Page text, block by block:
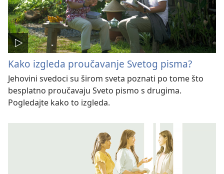
Kako izgleda proučavanje Svetog pisma?
Jehovini svedoci su širom sveta poznati po tome što
besplatno proučavaju Sveto pismo s drugima.
Pogledajte kako to izgleda.